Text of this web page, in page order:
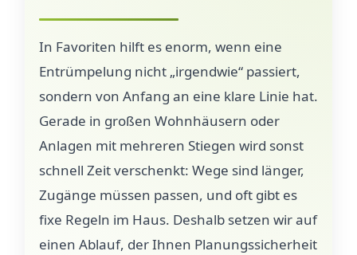
In Favoriten hilft es enorm, wenn eine
Entrümpelung nicht „irgendwie“ passiert,
sondern von Anfang an eine klare Linie hat.
Gerade in großen Wohnhäusern oder
Anlagen mit mehreren Stiegen wird sonst
schnell Zeit verschenkt: Wege sind länger,
Zugänge müssen passen, und oft gibt es
fixe Regeln im Haus. Deshalb setzen wir auf
einen Ablauf, der Ihnen Planungssicherheit